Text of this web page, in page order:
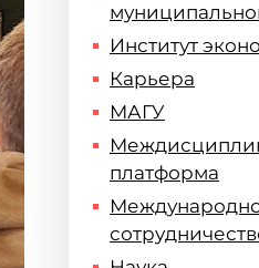
Институт
Карьера
МАГУ
платформа